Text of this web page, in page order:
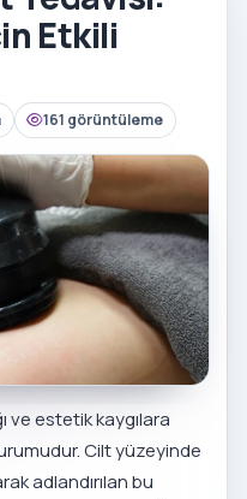
Etkili
161 görüntüleme
ve estetik kaygılara
Cilt yüzeyinde
adlandırılan bu